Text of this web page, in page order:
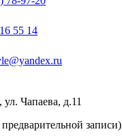
55 14
ул. Чапаева, д.11
записи)